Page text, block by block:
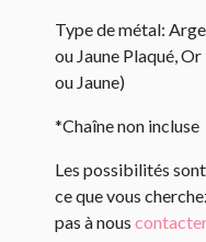
Type de métal:
ou Jaune Plaqué,
ou Jaune)
*Chaîne non incluse
Les possibilités
ce que vous
pas à nous